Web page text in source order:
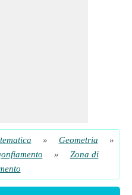
» Geometria
»
»
Zona di